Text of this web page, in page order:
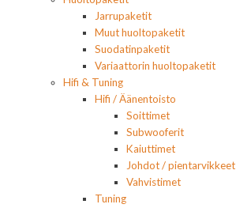
Jarrupaketit
Muut huoltopaketit
Suodatinpaketit
Variaattorin huoltopaketit
Hifi & Tuning
Hifi / Äänentoisto
Soittimet
Subwooferit
Kaiuttimet
Johdot / pientarvikkeet
Vahvistimet
Tuning